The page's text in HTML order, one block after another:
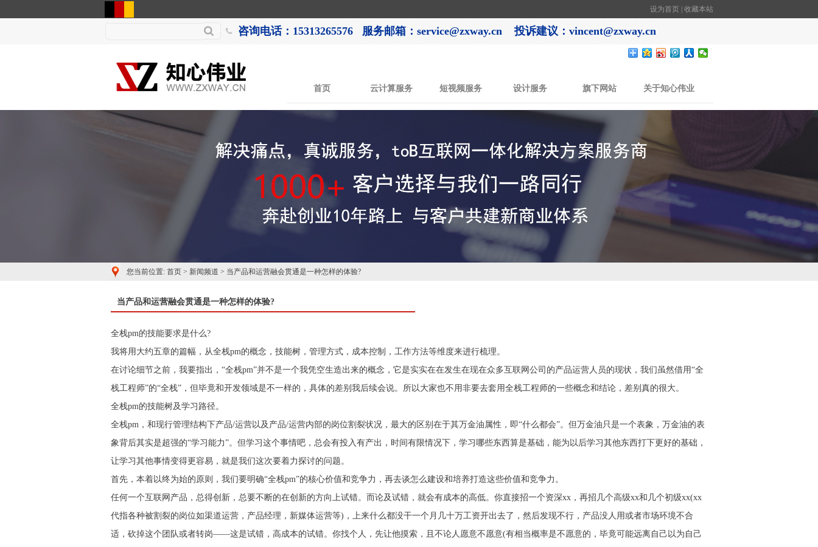
设为首页 收藏本站
咨询电话：15313265576 服务邮箱：service@zxway.cn 投诉建议：vincent@zxway.cn
首页 云计算服务 短视频服务 设计服务 旗下网站 关于知心伟业
您当前位置: 首页 > 新闻频道 > 当产品和运营融会贯通是一种怎样的体验?
当产品和运营融会贯通是一种怎样的体验?
全栈pm的技能要求是什么?
我将用大约五章的篇幅，从全栈pm的概念，技能树，管理方式，成本控制，工作方法等维度来进行梳理。
在讨论细节之前，我要指出，“全栈pm”并不是一个我凭空生造出来的概念，它是实实在在发生在现在众多互联网公司的产品运营人员的现状，我们虽然借用“全
栈工程师”的“全栈”，但毕竟和开发领域是不一样的，具体的差别我后续会说。所以大家也不用非要去套用全栈工程师的一些概念和结论，差别真的很大。
全栈pm的技能树及学习路径。
全栈pm，和现行管理结构下产品/运营以及产品/运营内部的岗位割裂状况，最大的区别在于其万金油属性，即“什么都会”。但万金油只是一个表象，万金油的表
象背后其实是超强的“学习能力”。但学习这个事情吧，总会有投入有产出，时间有限情况下，学习哪些东西算是基础，能为以后学习其他东西打下更好的基础，
让学习其他事情变得更容易，就是我们这次要着力探讨的问题。
首先，本着以终为始的原则，我们要明确“全栈pm”的核心价值和竞争力，再去谈怎么建设和培养打造这些价值和竞争力。
任何一个互联网产品，总得创新，总要不断的在创新的方向上试错。而论及试错，就会有成本的高低。你直接招一个资深xx，再招几个高级xx和几个初级xx(xx
代指各种被割裂的岗位如渠道运营，产品经理，新媒体运营等)，上来什么都没干一个月几十万工资开出去了，然后发现不行，产品没人用或者市场环境不合
适，砍掉这个团队或者转岗——这是试错，高成本的试错。你找个人，先让他摸索，且不论人愿意不愿意(有相当概率是不愿意的，毕竟可能远离自己以为自己